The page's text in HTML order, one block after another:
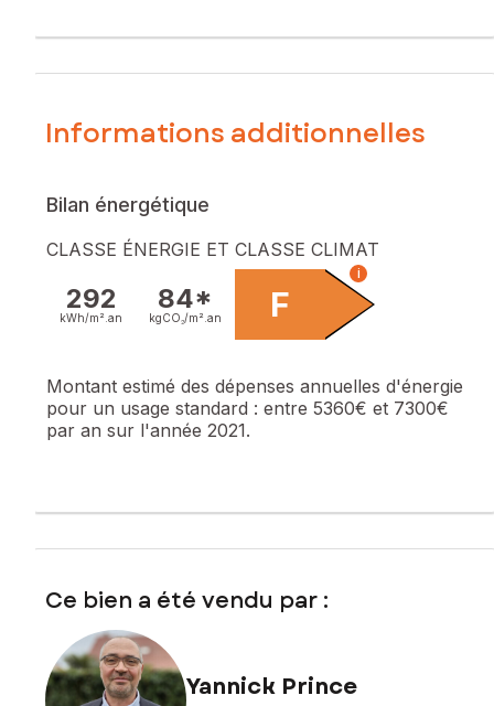
Informations additionnelles
Bilan énergétique
CLASSE ÉNERGIE ET CLASSE CLIMAT
292
kWh/m². an
84*
kgCO₂/m². an F
i
Montant estimé des dépenses annuelles d'énergie
pour un usage standard : entre 5360€ et 7300€
par an sur l'année 2021.
Ce bien a été vendu par :
Yannick Prince